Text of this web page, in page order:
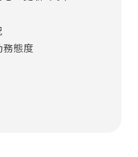
務態度